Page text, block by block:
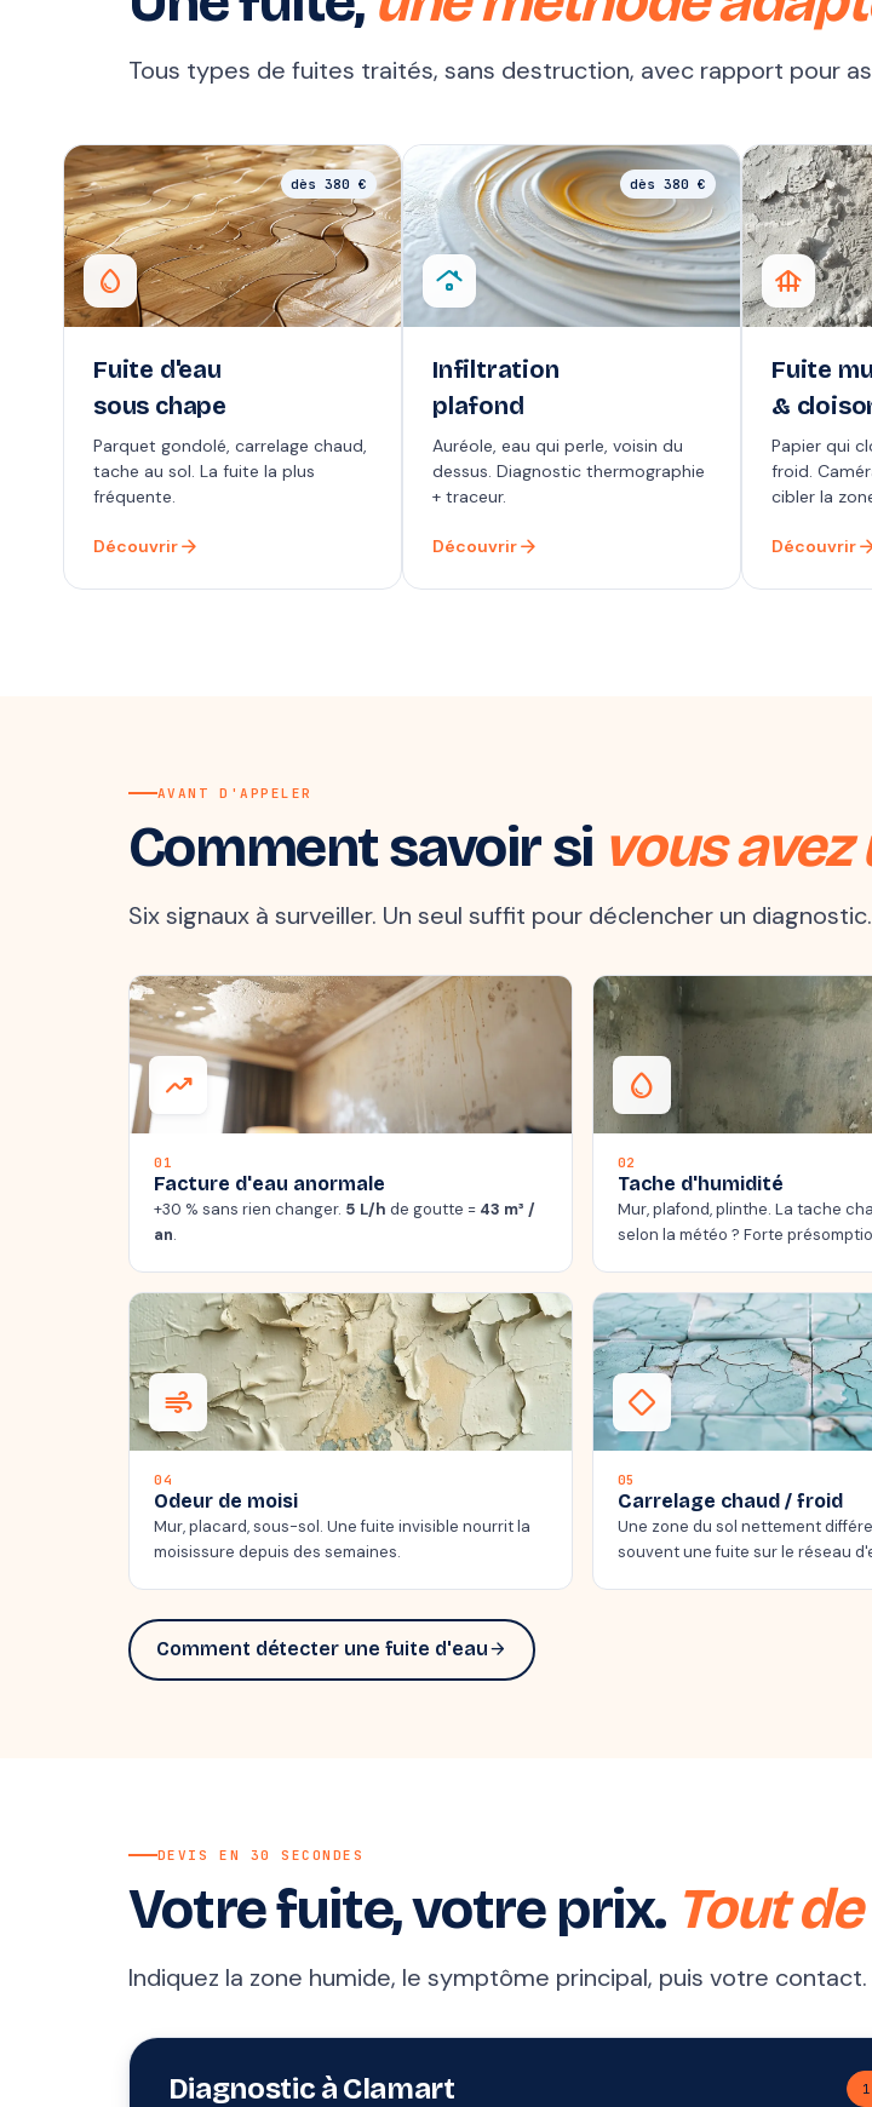
Tous types de fuites traités, sans destruction, avec rapport pour
water_drop
dès 380 €
Fuite d'eau
sous chape
Parquet gondolé, carrelage chaud,
tache au sol. La fuite la plus
fréquente.
Découvrirarrow_forward
roofing
dès 380 €
Infiltration
plafond
Auréole, eau qui perle, voisin du
dessus. Diagnostic thermographie
+ traceur.
Découvrirarrow_forward
foundation
Fuite
&
Papier qui
froid.
cibler la
Découvrir
AVANT D'APPELER
Comment savoir si vous avez
Six signaux à surveiller. Un seul suffit pour déclencher un diagnostic.
trending_up
01
Facture d'eau anormale
+30 % sans rien changer. 5 L/h de goutte = 43 m³ /
an.
water_drop
02
Tache d'humidité
Mur, plafond, plinthe. La tache
selon la météo ? Forte
air
04
Odeur de moisi
Mur, placard, sous-sol. Une fuite invisible nourrit la
moisissure depuis des semaines.
thermostat_carbon
05
Carrelage chaud / froid
Une zone du sol nettement
souvent une fuite sur le réseau
Comment détecter une fuite d'eauarrow_forward
DEVIS EN 30 SECONDES
Votre fuite, votre prix. Tout
Indiquez la zone humide, le symptôme principal, puis votre
Diagnostic à Clamart